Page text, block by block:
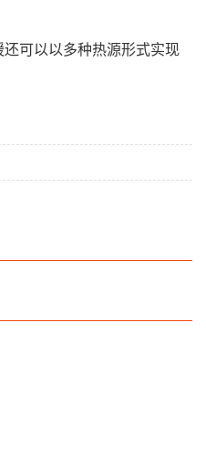
可以以多种热源形式实现